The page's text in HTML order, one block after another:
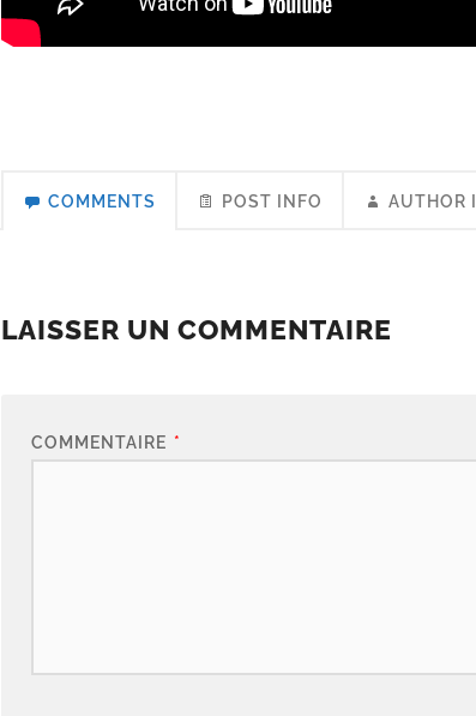
COMMENTS POST INFO AUTHOR
LAISSER UN COMMENTAIRE
COMMENTAIRE *